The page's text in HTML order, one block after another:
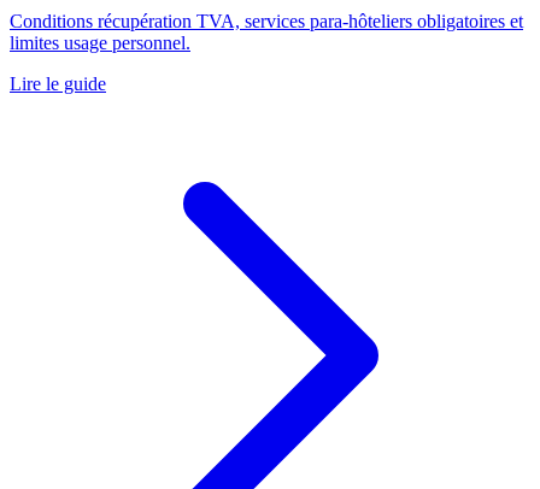
Conditions récupération TVA, services para-hôteliers obligatoires et
limites usage personnel.
Lire le guide